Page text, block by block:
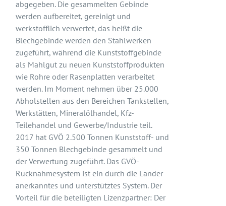
abgegeben. Die gesammelten Gebinde
werden aufbereitet, gereinigt und
werkstofflich verwertet, das heißt die
Blechgebinde werden den Stahlwerken
zugeführt, während die Kunststoffgebinde
als Mahlgut zu neuen Kunststoffprodukten
wie Rohre oder Rasenplatten verarbeitet
werden. Im Moment nehmen über 25.000
Abholstellen aus den Bereichen Tankstellen,
Werkstätten, Mineralölhandel, Kfz-
Teilehandel und Gewerbe/Industrie teil.
2017 hat GVÖ 2.500 Tonnen Kunststoff- und
350 Tonnen Blechgebinde gesammelt und
der Verwertung zugeführt. Das GVÖ-
Rücknahmesystem ist ein durch die Länder
anerkanntes und unterstütztes System. Der
Vorteil für die beteiligten Lizenzpartner: Der